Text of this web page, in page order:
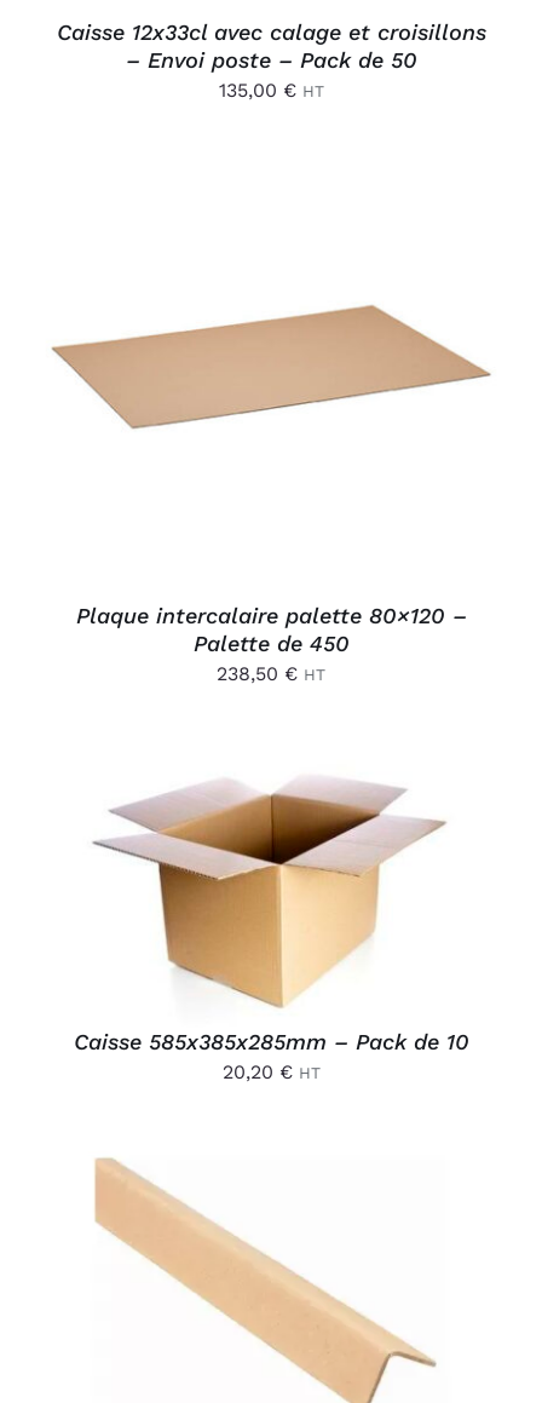
Caisse 12x33cl avec calage et croisillons
– Envoi poste – Pack de 50
135,00 € HT
DÉTAILS
Plaque intercalaire palette 80×120 –
Palette de 450
238,50 € HT
AJOUTER AU PANIER
/
Caisse 585x385x285mm – Pack de 10
20,20 € HT
AJOUTER AU PANIER